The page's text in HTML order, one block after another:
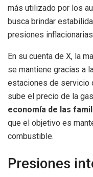
más utilizado por los
busca brindar
presiones
En su cuenta de X, la
se mantiene gracias a
estaciones de servicio
sube el precio de la
economía de las
que el objetivo es
combustible.
Presiones